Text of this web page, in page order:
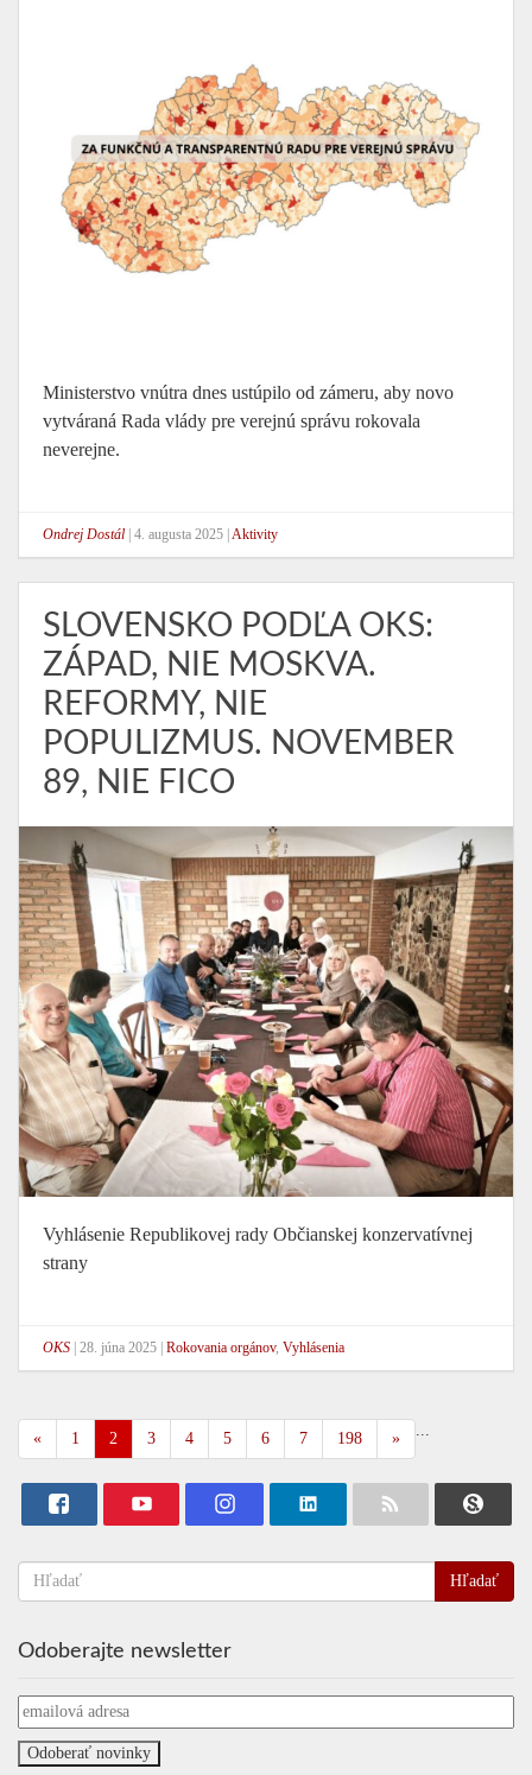
Ministerstvo vnútra dnes ustúpilo od zámeru, aby novo
vytváraná Rada vlády pre verejnú správu rokovala
neverejne.
Ondrej Dostál 4. augusta 2025 Aktivity
SLOVENSKO PODĽA OKS:
ZÁPAD, NIE MOSKVA.
REFORMY, NIE
POPULIZMUS. NOVEMBER
89, NIE FICO
Vyhlásenie Republikovej rady Občianskej konzervatívnej
strany
OKS 28. júna 2025 Rokovania orgánov, Vyhlásenia
« 1 2 3 4 5 6 7 ...
198 »
Hľadať
Odoberajte newsletter